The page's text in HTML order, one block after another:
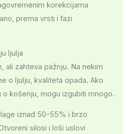
korekcijama
prema vrsti i fazi
ljulja
ali zahteva pažnju. Na nekim
o ljulju, kvaliteta opada. Ako
košenju, mogu izgubiti mnogo.
iznad 50–55% i brzo
silosi i loši uslovi